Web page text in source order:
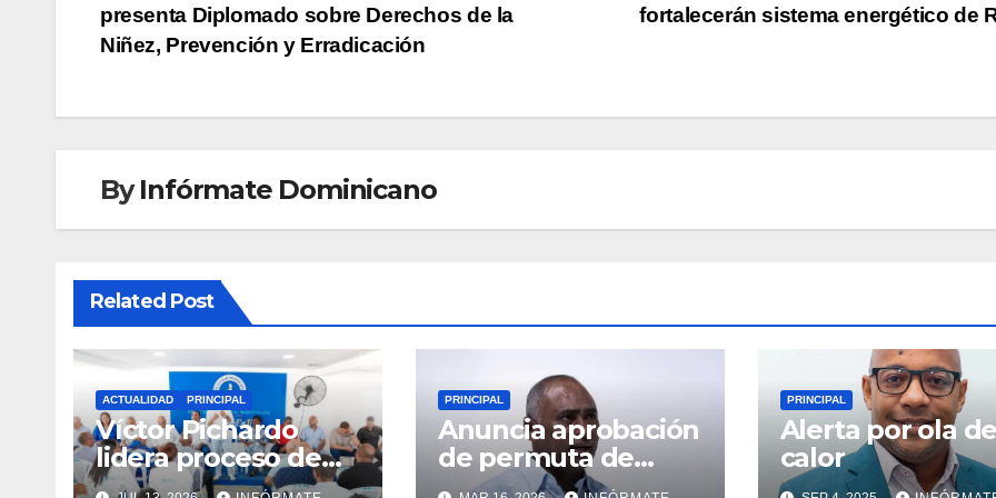
de
fortalecerán sistema energético de
presenta Diplomado sobre Derechos de la
Niñez, Prevención y Erradicación
ByInfórmate Dominicano
Related Post
ACTUALIDAD PRINCIPAL
Víctor Pichardo
lidera proceso de
reestructuración y
PRINCIPAL
Anuncia aprobación
de permuta de
terrenos que
PRINCIPAL
Alerta por ola
calor